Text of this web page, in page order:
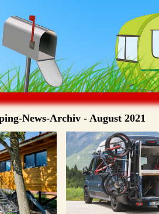
News-Archiv - August 2021